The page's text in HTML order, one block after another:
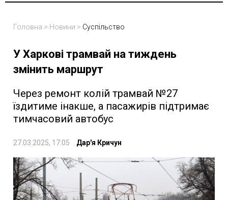
Головна > Новини > Суспільство
У Харкові трамвай на тиждень
змінить маршрут
Через ремонт колій трамвай №27
їздитиме інакше, а пасажирів підтримає
тимчасовий автобус
27.03.2025, 17:05 Дар'я Кричун